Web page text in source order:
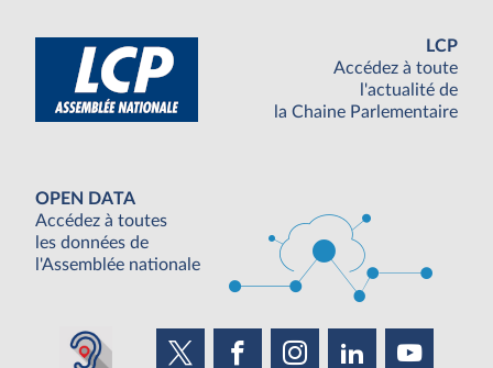
LCP
Accédez à toute
l'actualité de
la Chaine Parlementaire
OPEN DATA
Accédez à toutes
les données de
l'Assemblée nationale